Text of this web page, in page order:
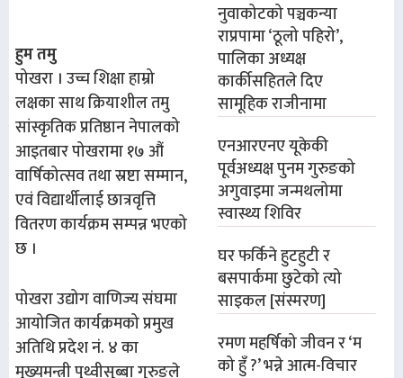
हुम तमु
पोखरा । उच्च शिक्षा हाम्रो
लक्षका साथ क्रियाशील तमु
सांस्कृतिक प्रतिष्ठान नेपालको
आइतबार पोखरामा १७ औं
वार्षिकोत्सव तथा स्रष्टा सम्मान,
एवं विद्यार्थीलाई छात्रवृत्ति
वितरण कार्यक्रम सम्पन्न भएको
छ ।
पोखरा उद्योग वाणिज्य संघमा
आयोजित कार्यक्रमको प्रमुख
अतिथि प्रदेश नं. ४ का
मुख्यमन्त्री पृथ्वीसुब्बा गुरुङले
नुवाकोटको पञ्चकन्या
राप्रपामा ‘ठूलो पहिरो’,
पालिका अध्यक्ष
कार्कीसहितले दिए
सामूहिक राजीनामा
एनआरएनए यूकेकी
पूर्वअध्यक्ष पुनम गुरुङको
अगुवाइमा जन्मथलोमा
स्वास्थ्य शिविर
घर फर्किने हुटहुटी र
बसपार्कमा छुटेको त्यो
साइकल [संस्मरण]
रमण महर्षिको जीवन र ‘म
को हुँ ?’ भन्ने आत्म-विचार